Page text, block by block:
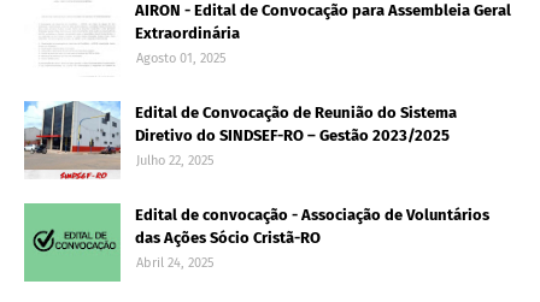
AIRON - Edital de Convocação para Assembleia Geral
Extraordinária
Agosto 01, 2025
Edital de Convocação de Reunião do Sistema
Diretivo do SINDSEF-RO – Gestão 2023/2025
Julho 22, 2025
Edital de convocação - Associação de Voluntários
das Ações Sócio Cristã-RO
Abril 24, 2025